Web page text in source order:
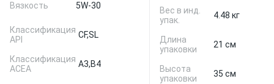
Вязкость 5W-30
Классификация
API
CF,SL
Классификация
ACEA
A3,B4
Вес в инд.
упак.
4.48 кг
Длина
упаковки
21 см
Высота
упаковки
35 см